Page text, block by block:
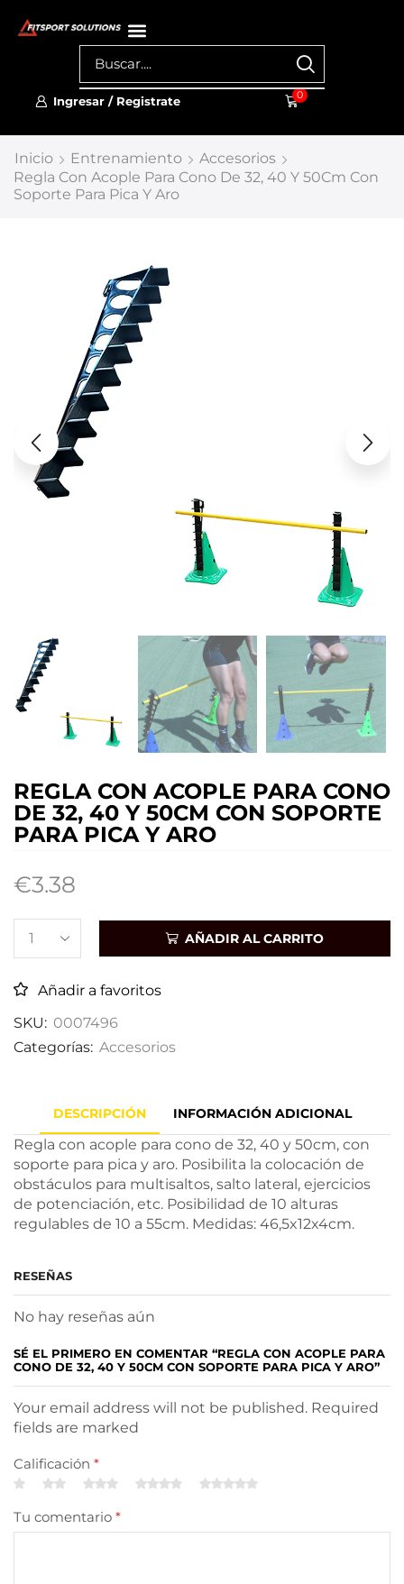
Ingresar / Registrate 0
Inicio Entrenamiento
Accesorios
Regla Con Acople Para Cono De 32, 40 Y 50Cm Con
Soporte Para Pica Y Aro
REGLA CON ACOPLE PARA CONO
DE 32, 40 Y 50CM CON SOPORTE
PARA PICA Y ARO
€3.38
AÑADIR AL CARRITO
Añadir a favoritos
SKU: 0007496
Categorías: Accesorios
DESCRIPCIÓN INFORMACIÓN ADICIONAL
Regla con acople para cono de 32, 40 y 50cm, con
soporte para pica y aro. Posibilita la colocación de
obstáculos para multisaltos, salto lateral, ejercicios
de potenciación, etc. Posibilidad de 10 alturas
regulables de 10 a 55cm. Medidas: 46,5x12x4cm.
RESEÑAS
No hay reseñas aún
SÉ EL PRIMERO EN COMENTAR “REGLA CON ACOPLE PARA
CONO DE 32, 40 Y 50CM CON SOPORTE PARA PICA Y ARO”
Your email address will not be published. Required
fields are marked
Calificación *
Tu comentario *